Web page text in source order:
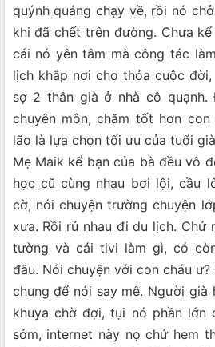
quýnh quáng chạy về, rồi nó
khi đã chết trên đường. Chưa
cái nó yên tâm mà công tác
lịch khắp nơi cho thỏa cuộc
sợ 2 thân già ở nhà cô quạnh.
chuyên môn, chăm tốt hơn
lão là lựa chọn tối ưu của tuổi
Mẹ Maik kể bạn của bà đều vô
học cũ cùng nhau bơi lội, cầu
cờ, nói chuyện trường chuyện
xưa. Rồi rủ nhau đi du lịch. Chứ
tường và cái tivi làm gì, có
đâu. Nói chuyện với con cháu
chung để nói say mê. Người già
khuya chờ đợi, tụi nó phần
sớm, internet này nọ chứ hem